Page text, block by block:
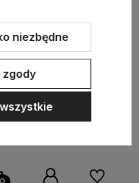
Shoper Modern 3.0™
niezbędne
zgody